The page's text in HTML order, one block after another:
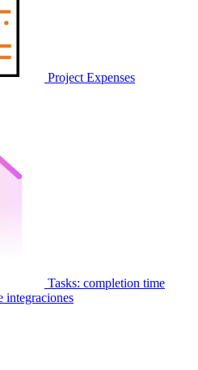
Project Expenses
Tasks: completion time
integraciones